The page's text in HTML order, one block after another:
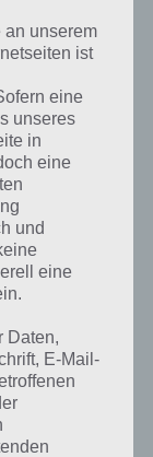
erkläre ich dir
an unserem
ist
eine
unseres
in
eine
und
eine
E-Mail-